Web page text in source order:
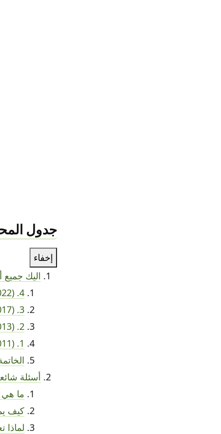
جدول
إخفاء
اليك جميع
4. Thor: Love and Thunder (2022)
3. Thor: Ragnarok (2017)
2. Thor: The Dark World (2013)
1. Thor (2011)
أسئلة
ما هي
كيف
لماذا